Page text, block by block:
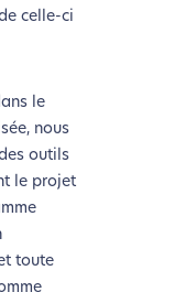
celle-ci
le
nous
outils
le projet
toute